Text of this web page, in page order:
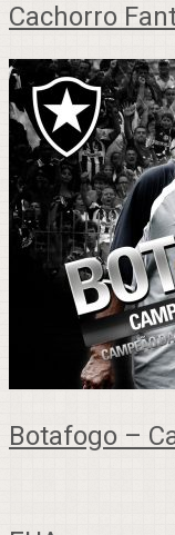
Cachorro
Botafogo –